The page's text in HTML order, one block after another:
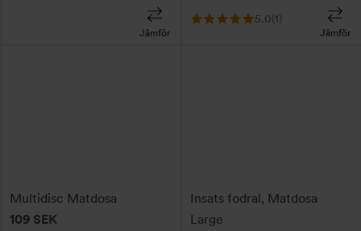
Jämför
5.0(1)
Jämför
Multidisc Matdosa
109 SEK
Insats fodral, Matdosa
Large